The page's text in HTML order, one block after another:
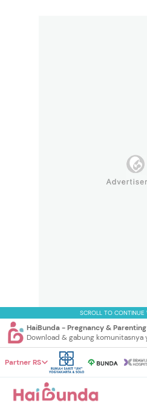
SCROLL TO
HaiBunda - Pregnancy &
Download & gabung komunitasnya
Partner RS